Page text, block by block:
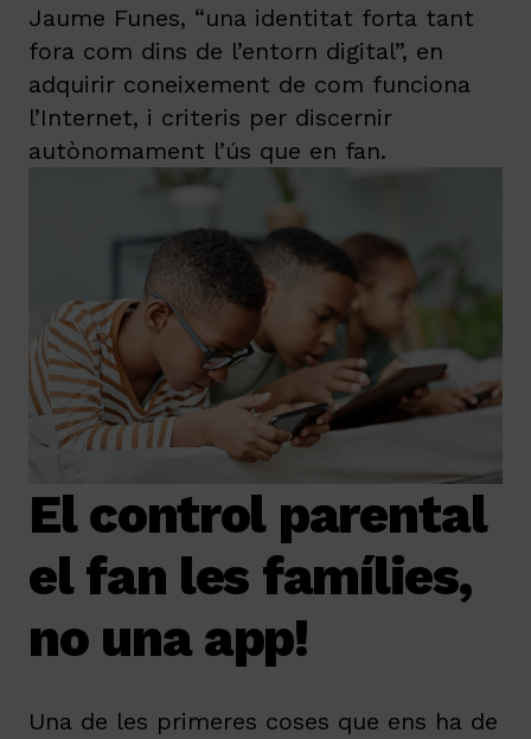
Jaume Funes, “una identitat forta tant
fora com dins de l’entorn digital”, en
adquirir coneixement de com funciona
l’Internet, i criteris per discernir
autònomament l’ús que en fan.
El control parental
el fan les famílies,
no una app!
Una de les primeres coses que ens ha de